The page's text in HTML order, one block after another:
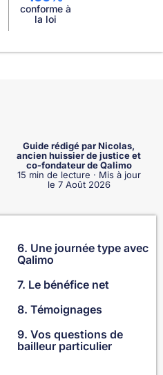
conforme à
la loi
Guide rédigé par Nicolas,
ancien huissier de justice et
co-fondateur de Qalimo
15 min de lecture · Mis à jour
le 7 Août 2026
6. Une journée type avec
Qalimo
7. Le bénéfice net
8. Témoignages
9. Vos questions de
bailleur particulier